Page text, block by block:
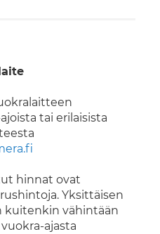
tai erilaisista
hinnat ovat
Yksittäisen
kuitenkin vähintään
ajasta